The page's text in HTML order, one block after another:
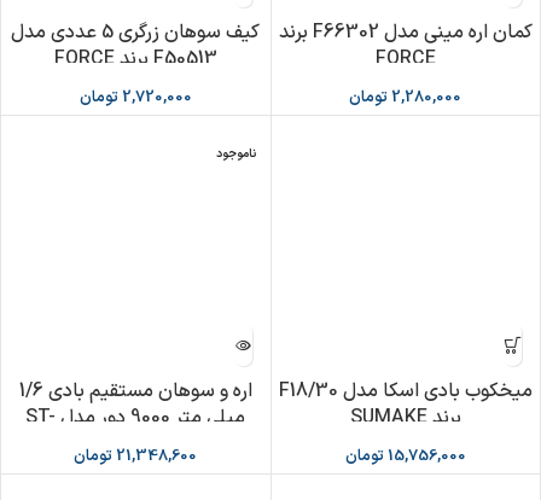
کمان اره مینی مدل F66302 برند
FORCE
2,280,000 تومان
کیف سوهان زرگری 5 عددی مدل
F50513 برند FORCE
2,720,000 تومان
میخکوب بادی اسکا مدل F18/30
برند SUMAKE
15,756,000 تومان
ناموجود
اره و سوهان مستقیم بادی 1/6
میلی متر 9000 دور مدل ST-
M5034 برند SUMAKE
21,348,600 تومان